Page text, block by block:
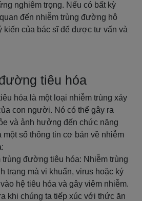
nghiêm trọng. Nếu có bất kỳ
đến nhiễm trùng đường hô
kiến ​​của bác sĩ để được tư vấn và
tiêu hóa
hóa là một loại nhiễm trùng xảy
con người. Nó có thể gây ra
và ảnh hưởng đến chức năng
số thông tin cơ bản về nhiễm
đường tiêu hóa: Nhiễm trùng
trạng mà vi khuẩn, virus hoặc ký
hệ tiêu hóa và gây viêm nhiễm.
khi chúng ta tiếp xúc với thức ăn